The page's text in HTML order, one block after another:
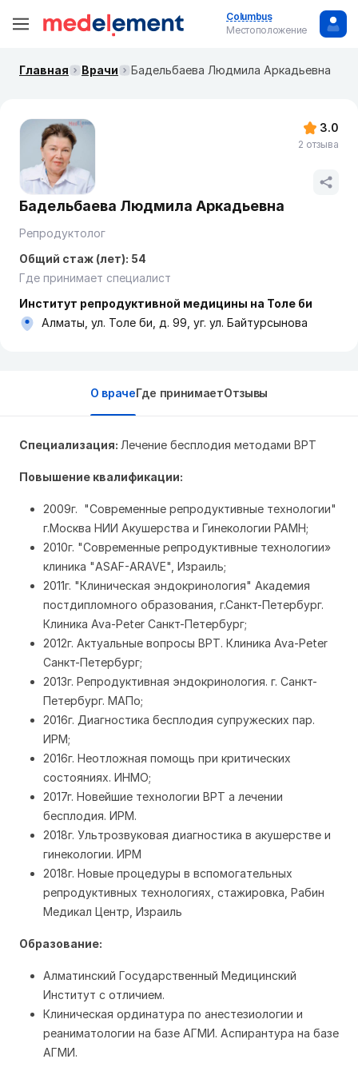
Columbus
Местоположение
Главная Врачи Бадельбаева Людмила Аркадьевна
Бадельбаева Людмила Аркадьевна
Репродуктолог
Общий стаж (лет): 54
Где принимает специалист
Институт репродуктивной медицины на Толе би
Алматы, ул. Толе би, д. 99, уг. ул. Байтурсынова
3.0
2 отзыва
О врачеГде принимаетОтзывы
Специализация: Лечение бесплодия методами ВРТ
Повышение квалификации:
2009г. "Современные репродуктивные технологии"
г.Москва НИИ Акушерства и Гинекологии РАМН;
2010г. "Современные репродуктивные технологии»
клиника "ASAF-ARAVE", Израиль;
2011г. "Клиническая эндокринология" Академия
постдипломного образования, г.Санкт-Петербург.
Клиника Ava-Peter Санкт-Петербург;
2012г. Актуальные вопросы ВРТ. Клиника Ava-Peter
Санкт-Петербург;
2013г. Репродуктивная эндокринология. г. Санкт-
Петербург. МАПо;
2016г. Диагностика бесплодия супружеских пар.
ИРМ;
2016г. Неотложная помощь при критических
состояниях. ИНМО;
2017г. Новейшие технологии ВРТ а лечении
бесплодия. ИРМ.
2018г. Ультрозвуковая диагностика в акушерстве и
гинекологии. ИРМ
2018г. Новые процедуры в вспомогательных
репродуктивных технологиях, стажировка, Рабин
Медикал Центр, Израиль
Образование:
Алматинский Государственный Медицинский
Институт с отличием.
Клиническая ординатура по анестезиологии и
реаниматологии на базе АГМИ. Аспирантура на базе
АГМИ.